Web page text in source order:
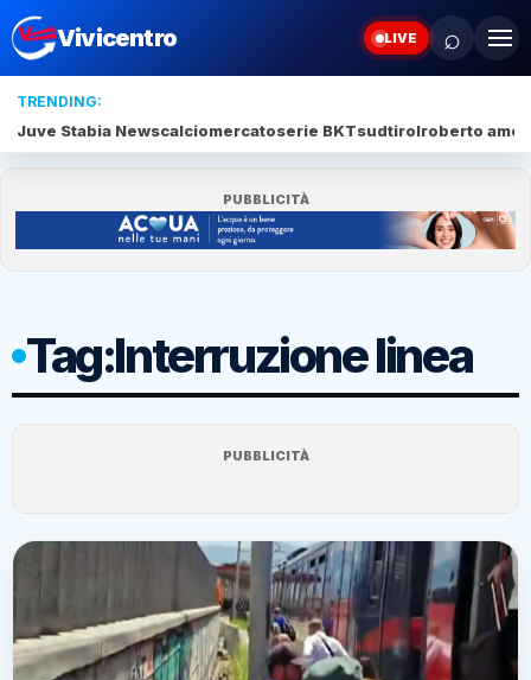
Vivicentro LIVE ⌕
TRENDING:
Juve Stabia Newscalciomercatoserie BKTsudtirolroberto
PUBBLICITÀ
Tag:Interruzione linea
PUBBLICITÀ